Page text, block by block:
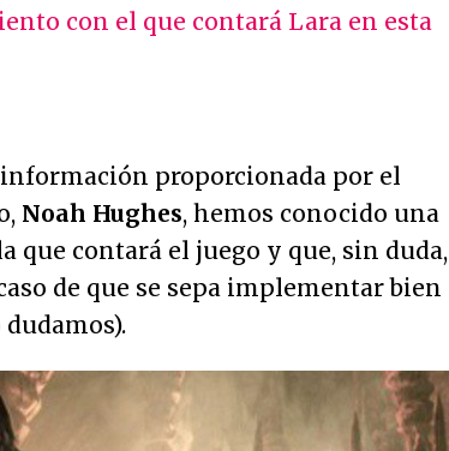
con el que contará Lara en esta
información proporcionada por el
Noah Hughes, hemos conocido una
que contará el juego y que, sin duda,
de que se sepa implementar bien